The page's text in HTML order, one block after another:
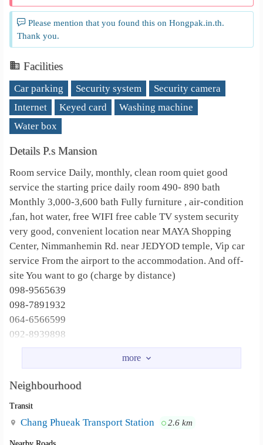
Please mention that you found this on Hongpak.in.th.
Thank you.
Facilities
Car parking Security system
Security camera
Internet
Keyed card
Washing machine
Water box
Details P.s Mansion
Room service Daily, monthly, clean room quiet good
service the starting price daily room 490- 890 bath
Monthly 3,000-3,600 bath Fully furniture , air-condition
,fan, hot water, free WIFI free cable TV system security
very good, convenient location near MAYA Shopping
Center, Nimmanhemin Rd. near JEDYOD temple, Vip car
service From the airport to the accommodation. And off-
site You want to go (charge by distance)
098-9565639
098-7891932
064-6566599
092-8939898
096-9456998
by Jidapa
Piyasetthijidapa5665@gmail.com
Neighbourhood
Transit
Chang Phueak Transport Station 2.6 km